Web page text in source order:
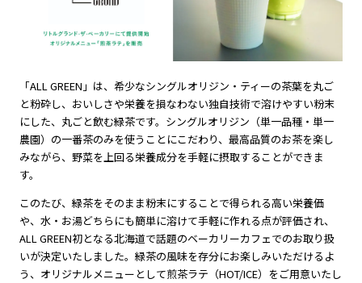
「ALL GREEN」は、希少なシングルオリジン・ティーの茶葉を丸ご
と粉砕し、おいしさや栄養を損なわない独自技術で溶けやすい粉末
にした、丸ごと飲む緑茶です。シングルオリジン（単一品種・単一
農園）の一番茶のみを使うことにこだわり、最高品質のお茶を楽し
みながら、野菜を上回る栄養成分を手軽に摂取することができま
す。
このたび、緑茶をそのまま粉末にすることで得られる高い栄養価
や、水・お湯どちらにも簡単に溶けて手軽に作れる点が評価され、
ALL GREEN初となる北海道で話題のベーカリーカフェでのお取り扱
いが決定いたしました。緑茶の風味を存分にお楽しみいただけるよ
う、オリジナルメニューとして煎茶ラテ（HOT/ICE）をご用意いたし